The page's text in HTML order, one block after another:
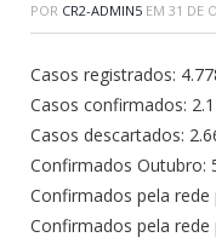
POR CR2-ADMIN5 EM 31 DE
Casos registrados:
Casos confirmados:
Casos descartados:
Confirmados Outubro:
Confirmados pela rede
Confirmados pela rede